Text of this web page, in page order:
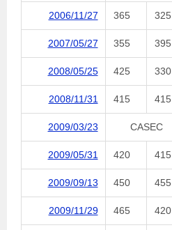
2006/11/27 365 325
2007/05/27 355 395
2008/05/25 425 330
2008/11/31 415 415
2009/03/23 CASEC
2009/05/31 420 415
2009/09/13 450 455
2009/11/29 465 420